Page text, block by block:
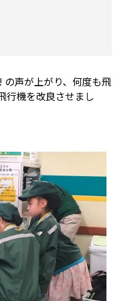
声が上がり、何度も飛
行機を改良させまし